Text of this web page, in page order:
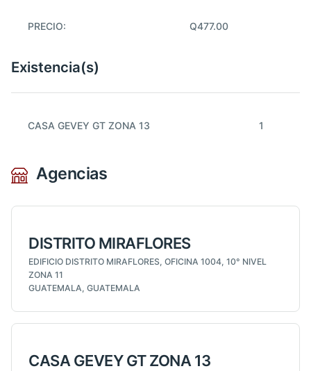
PRECIO: Q477.00
Existencia(s)
CASA GEVEY GT ZONA 13 1
Agencias
DISTRITO MIRAFLORES
EDIFICIO DISTRITO MIRAFLORES, OFICINA 1004, 10° NIVEL
ZONA 11
GUATEMALA, GUATEMALA
CASA GEVEY GT ZONA 13